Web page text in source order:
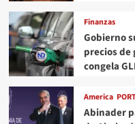
Finanzas
Gobierno
precios de
congela
America
Abinader